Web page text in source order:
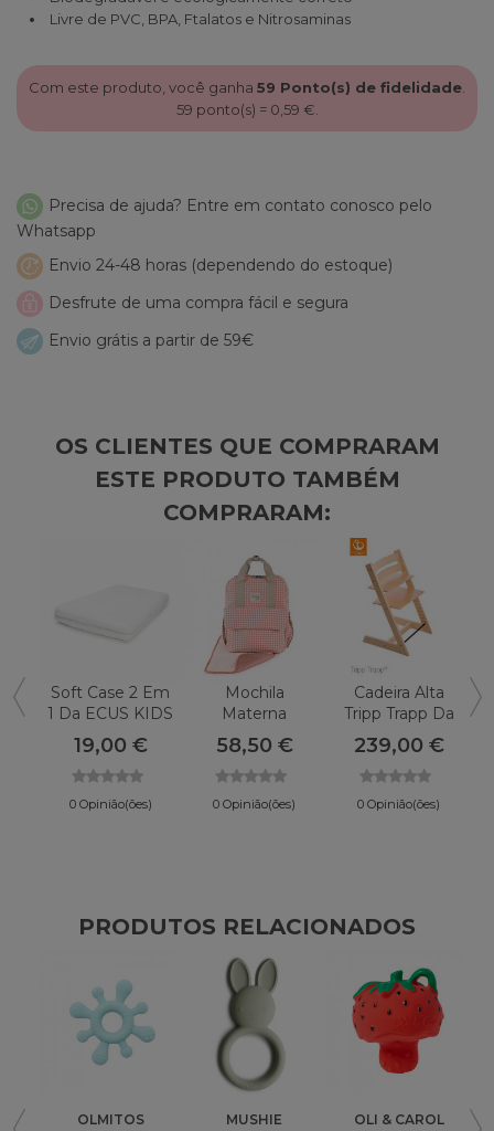
Livre de PVC, BPA, Ftalatos e Nitrosaminas
Com este produto, você ganha 59 Ponto(s) de fidelidade
59 ponto(s) = 0,59 €
Precisa de ajuda? Entre em contato conosco pelo
Whatsapp
Envio 24-48 horas (dependendo do estoque)
Desfrute de uma compra fácil e segura
Envio grátis a partir de 59€
OS CLIENTES QUE COMPRARAM
ESTE PRODUTO TAMBÉM
COMPRARAM:
Soft Case 2 Em
1 Da ECUS KIDS
19,00 €
0 Opinião(ões)
Mochila
Materna
Walking Mum
Eu Amo Vichy
58,50 €
0 Opinião(ões)
Cadeira Alta
Tripp Trapp Da
Stokke
239,00 €
0 Opinião(ões)
PRODUTOS RELACIONADOS
OLMITOS MUSHIE OLI & CAROL